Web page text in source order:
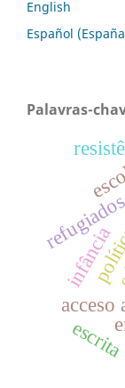
English
Español
Palavras-
acceso
infância
escrita